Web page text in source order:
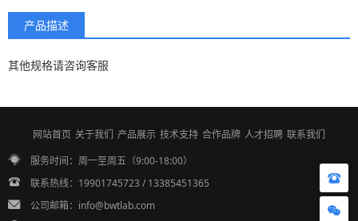
产品描述
其他规格请咨询客服
网站首页 关于我们 产品展示 技术支持 合作品牌 人才招聘 联系我们
服务时间：周一至周五（9:00-18:00）
联系热线：19901745723 / 13385451365
公司邮箱：info@bwtlab.com